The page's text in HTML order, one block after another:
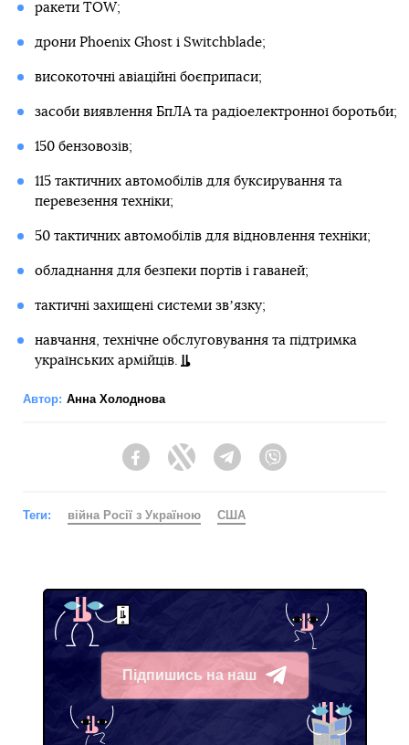
ракети TOW;
дрони Phoenix Ghost і Switchblade;
високоточні авіаційні боєприпаси;
засоби виявлення БпЛА та радіоелектронної боротьби;
150 бензовозів;
115 тактичних автомобілів для буксирування та
перевезення техніки;
50 тактичних автомобілів для відновлення техніки;
обладнання для безпеки портів і гаваней;
тактичні захищені системи звʼязку;
навчання, технічне обслуговування та підтримка
українських армійців.
Автор: Анна Холоднова
FacebookTwitter Telegram
Теги: війна Росії з Україною США
Підпишись на наш
Telegram